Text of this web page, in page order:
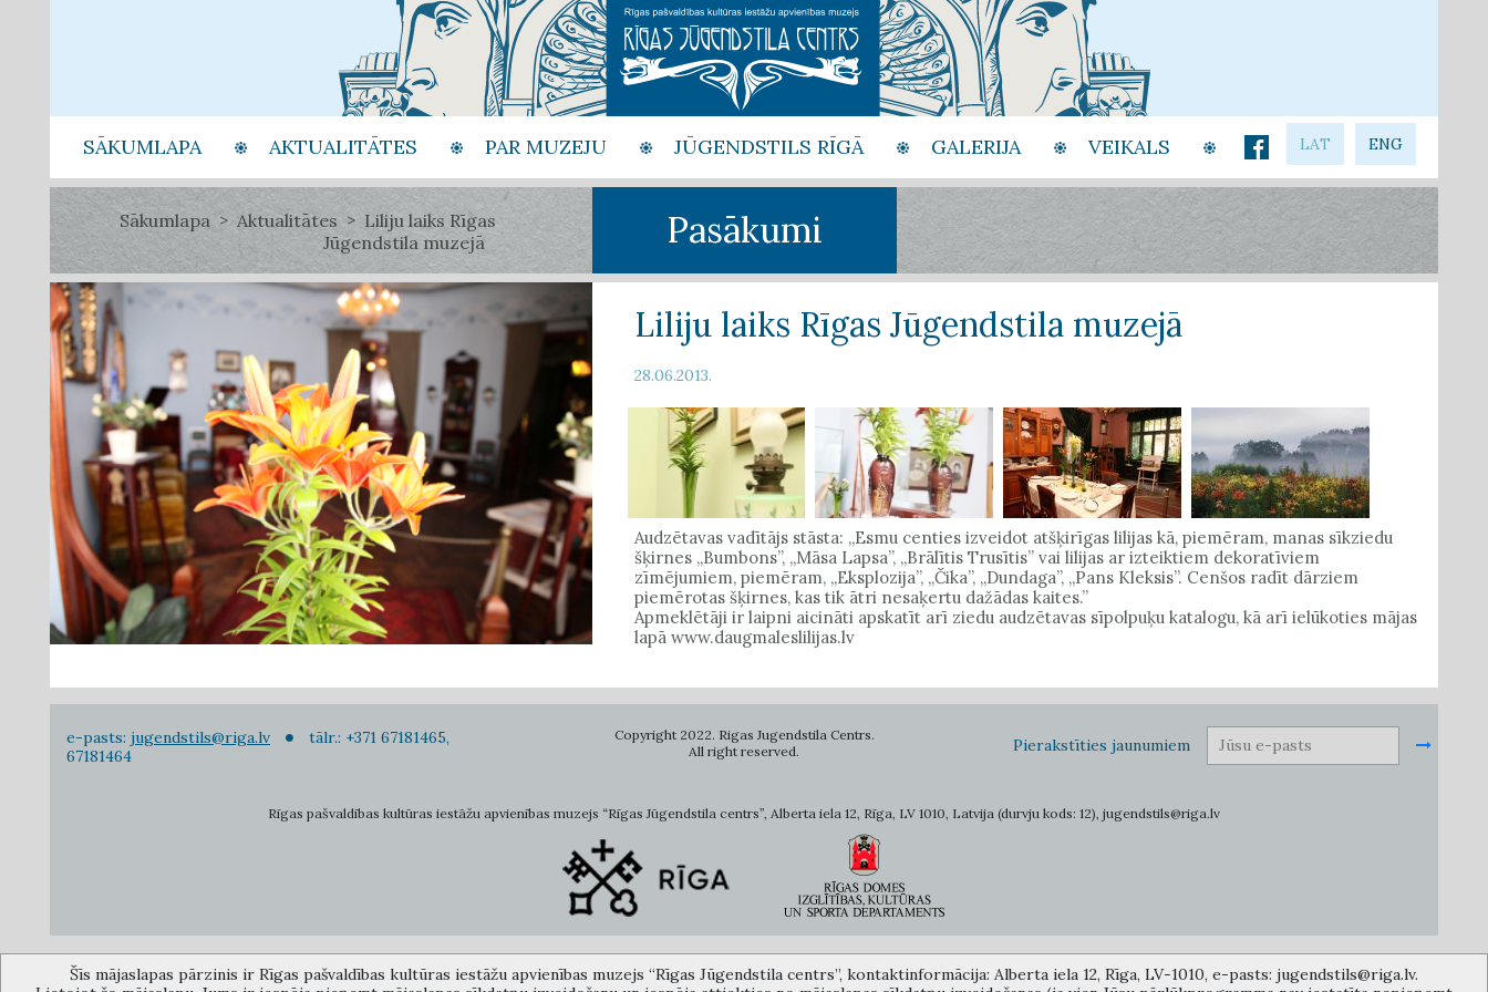
SĀKUMLAPA AKTUALITĀTES PAR MUZEJU JŪGENDSTILS RĪGĀ GALERIJA VEIKALS LAT ENG
Sākumlapa Aktualitātes
Liliju laiks Rīgas
Jūgendstila muzejā
Pasākumi
Liliju laiks Rīgas Jūgendstila muzejā
28.06.2013.
Audzētavas vadītājs stāsta: „Esmu centies izveidot atšķirīgas lilijas kā, piemēram, manas sīkziedu
šķirnes „Bumbons”, „Māsa Lapsa”, „Brālītis Trusītis” vai lilijas ar izteiktiem dekoratīviem
zīmējumiem, piemēram, „Eksplozija”, „Čika”, „Dundaga”, „Pans Kleksis”. Cenšos radīt dārziem
piemērotas šķirnes, kas tik ātri nesaķertu dažādas kaites.”
Apmeklētāji ir laipni aicināti apskatīt arī ziedu audzētavas sīpolpuķu katalogu, kā arī ielūkoties mājas
lapā www.daugmaleslilijas.lv
e-pasts: jugendstils@riga.lv
tālr.: +371 67181465,
67181464
Copyright 2022. Rigas Jugendstila Centrs.
All right reserved.
Pierakstīties jaunumiem
Rīgas pašvaldības kultūras iestāžu apvienības muzejs “Rīgas Jūgendstila centrs”, Alberta iela 12, Rīga, LV 1010, Latvija (durvju kods: 12), jugendstils@riga.lv
Šīs mājaslapas pārzinis ir Rīgas pašvaldības kultūras iestāžu apvienības muzejs “Rīgas Jūgendstila centrs”, kontaktinformācija: Alberta iela 12, Rīga, LV-1010, e-pasts: jugendstils@riga.lv.